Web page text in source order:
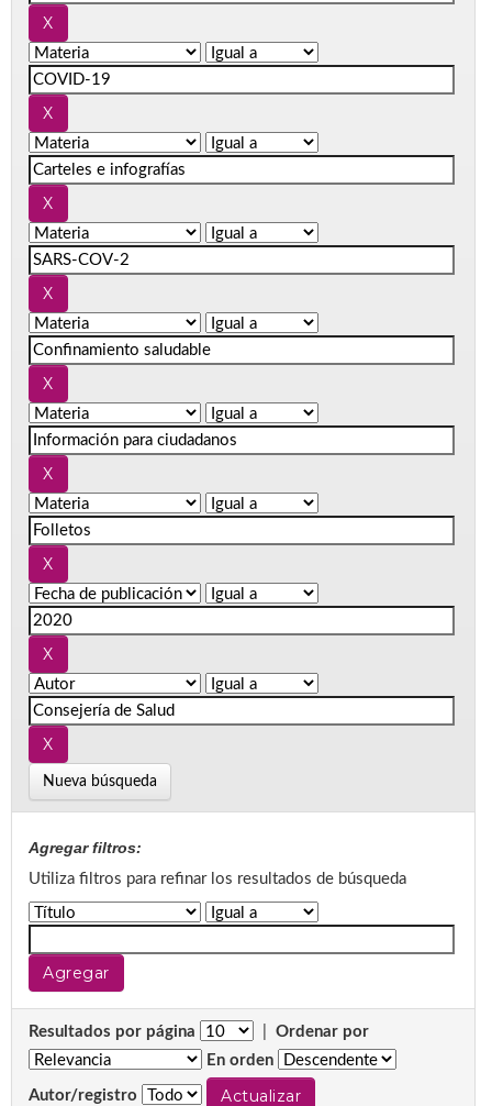
Nueva búsqueda
Agregar filtros:
Utiliza filtros para refinar los resultados de búsqueda
Resultados por página
Ordenar por
En orden
Autor/registro